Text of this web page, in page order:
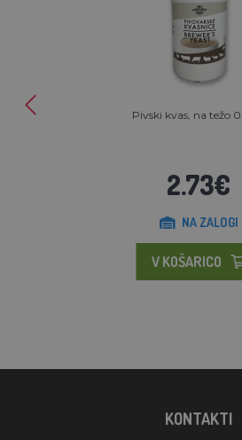
Pivski kvas, na težo
2.73€
NA ZALOGI
V KOŠARICO
KONTAKTI